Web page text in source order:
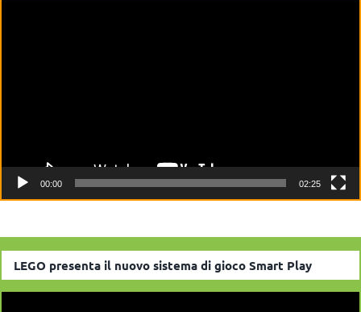
00:00 02:25
LEGO presenta il nuovo sistema di gioco Smart Play